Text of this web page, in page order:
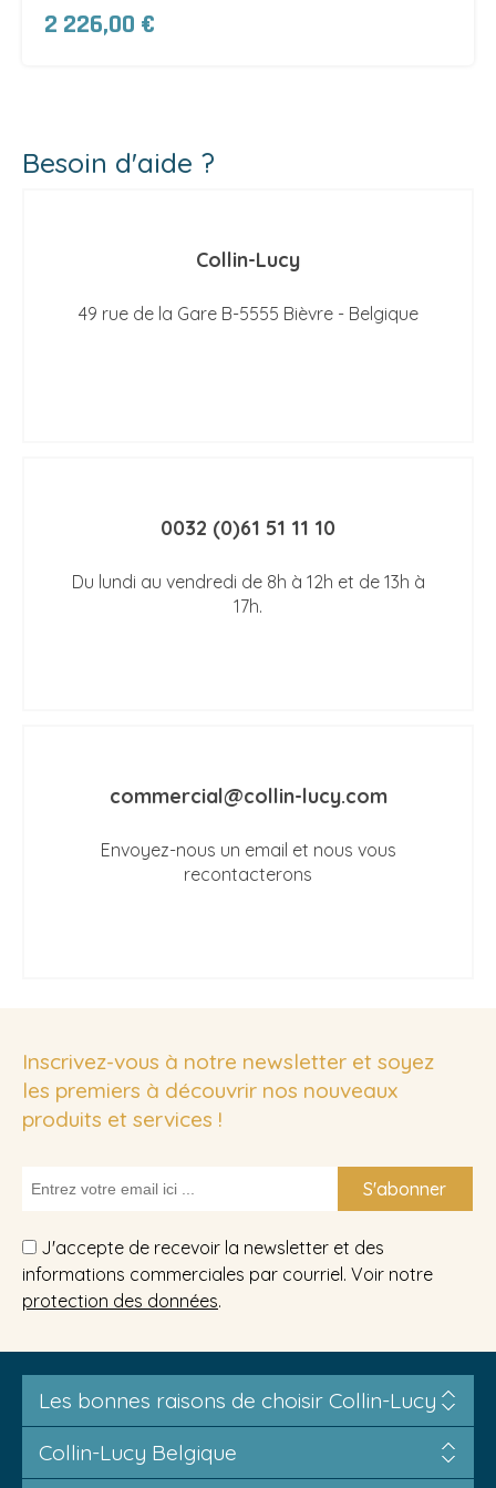
2 226,00 €
Besoin d'aide ?
Collin-Lucy
49 rue de la Gare B-5555 Bièvre - Belgique
0032 (0)61 51 11 10
Du lundi au vendredi de 8h à 12h et de 13h à
17h.
commercial@collin-lucy.com
Envoyez-nous un email et nous vous
recontacterons
Inscrivez-vous à notre newsletter et soyez
les premiers à découvrir nos nouveaux
produits et services !
S'abonner
J'accepte de recevoir la newsletter et des
informations commerciales par courriel. Voir notre
protection des données.
Les bonnes raisons de choisir Collin-Lucy
Collin-Lucy Belgique